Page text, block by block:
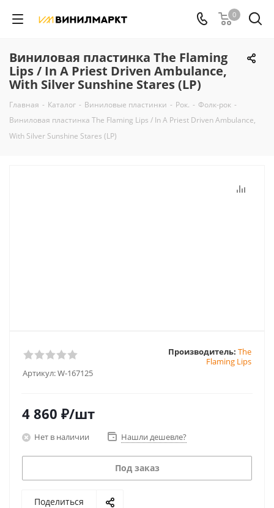
0
Виниловая пластинка The Flaming
Lips / In A Priest Driven Ambulance,
With Silver Sunshine Stares (LP)
Главная - Каталог - Виниловые пластинки - Рок. - Фолк-рок -
Виниловая пластинка The Flaming Lips / In A Priest Driven Ambulance,
With Silver Sunshine Stares (LP)
Артикул:W-167125
Производитель: The
Flaming Lips
4 860 ₽/шт
Нет в наличии Нашли дешевле?
Под заказ
Поделиться